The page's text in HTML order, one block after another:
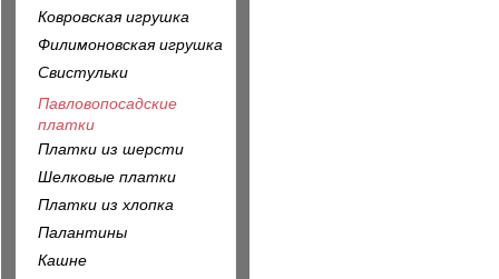
Ковровская игрушка
Филимоновская игрушка
Свистульки
Павловопосадские
платки
Платки из шерсти
Шелковые платки
Платки из хлопка
Палантины
Кашне